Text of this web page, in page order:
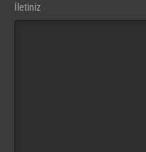
Company
Name (gerekli)
İletiniz